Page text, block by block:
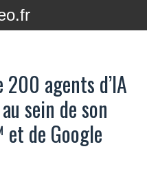
agents d’IA
sein de son
de Google